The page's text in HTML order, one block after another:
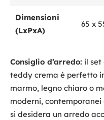
Dimensioni
(LxPxA)
65 x
Consiglio d’arredo: il set
teddy crema è perfetto
marmo, legno chiaro o
moderni,
si desidera un arredo